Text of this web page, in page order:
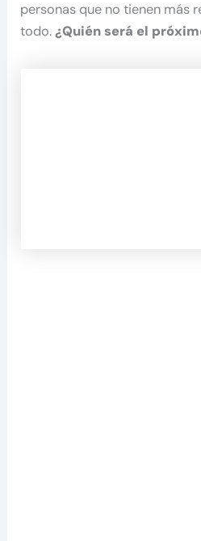
personas que no tienen más
todo.¿Quién será el